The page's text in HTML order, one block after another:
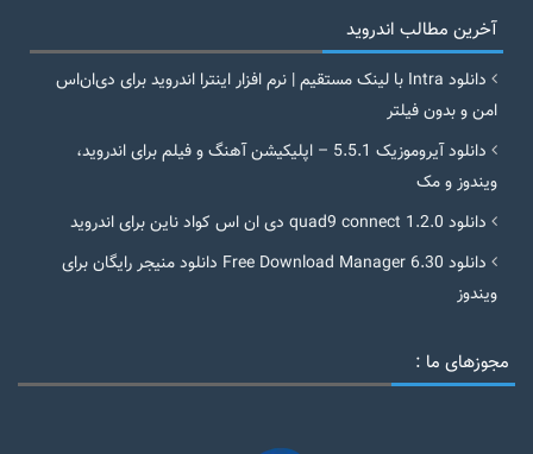
آخرین مطالب اندروید
دانلود Intra با لینک مستقیم | نرم افزار اینترا اندروید برای دی‌ان‌اس
امن و بدون فیلتر
دانلود آیروموزیک 5.5.1 – اپلیکیشن آهنگ و فیلم برای اندروید،
ویندوز و مک
دانلود quad9 connect 1.2.0 دی ان اس کواد ناین برای اندروید
دانلود Free Download Manager 6.30 دانلود منیجر رایگان برای
ویندوز
مجوزهای ما :